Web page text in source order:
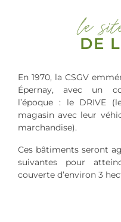
le
DE
En 1970, la CSGV
Épernay, avec un
l’époque : le DRIVE
magasin avec leur
marchandise).
Ces bâtiments seront
suivantes pour
couverte d’environ 3